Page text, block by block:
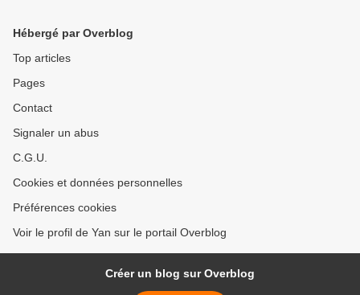
Hébergé par Overblog
Top articles
Pages
Contact
Signaler un abus
C.G.U.
Cookies et données personnelles
Préférences cookies
Voir le profil de Yan sur le portail Overblog
Créer un blog sur Overblog